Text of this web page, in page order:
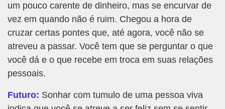
um pouco carente de dinheiro, mas se encurvar de
vez em quando não é ruim. Chegou a hora de
cruzar certas pontes que, até agora, você não se
atreveu a passar. Você tem que se perguntar o que
você dá e o que recebe em troca em suas relações
pessoais.
Futuro: Sonhar com tumulo de uma pessoa viva